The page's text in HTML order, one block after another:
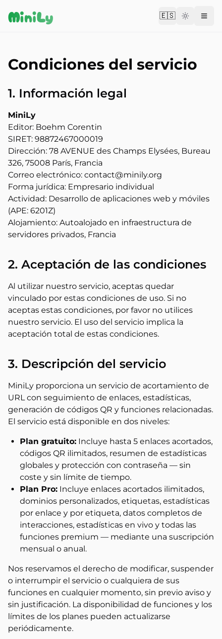
MiniLy 🇪🇸Change
Condiciones del servicio
1. Información legal
MiniLy
Editor: Boehm Corentin
SIRET: 98872467000019
Dirección: 78 AVENUE des Champs Elysées, Bureau
326, 75008 París, Francia
Correo electrónico: contact@minily.org
Forma jurídica: Empresario individual
Actividad: Desarrollo de aplicaciones web y móviles
(APE: 6201Z)
Alojamiento: Autoalojado en infraestructura de
servidores privados, Francia
2. Aceptación de las condiciones
Al utilizar nuestro servicio, aceptas quedar
vinculado por estas condiciones de uso. Si no
aceptas estas condiciones, por favor no utilices
nuestro servicio. El uso del servicio implica la
aceptación total de estas condiciones.
3. Descripción del servicio
MiniLy proporciona un servicio de acortamiento de
URL con seguimiento de enlaces, estadísticas,
generación de códigos QR y funciones relacionadas.
El servicio está disponible en dos niveles:
Plan gratuito: Incluye hasta 5 enlaces acortados,
códigos QR ilimitados, resumen de estadísticas
globales y protección con contraseña — sin
coste y sin límite de tiempo.
Plan Pro: Incluye enlaces acortados ilimitados,
dominios personalizados, etiquetas, estadísticas
por enlace y por etiqueta, datos completos de
interacciones, estadísticas en vivo y todas las
funciones premium — mediante una suscripción
mensual o anual.
Nos reservamos el derecho de modificar, suspender
o interrumpir el servicio o cualquiera de sus
funciones en cualquier momento, sin previo aviso y
sin justificación. La disponibilidad de funciones y los
límites de los planes pueden actualizarse
periódicamente.